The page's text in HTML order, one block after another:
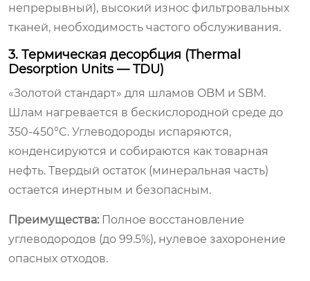
непрерывный), высокий износ фильтровальных
тканей, необходимость частого обслуживания.
3. Термическая десорбция (Thermal
Desorption Units — TDU)
«Золотой стандарт» для шламов OBM и SBM.
Шлам нагревается в бескислородной среде до
350-450°C. Углеводороды испаряются,
конденсируются и собираются как товарная
нефть. Твердый остаток (минеральная часть)
остается инертным и безопасным.
Преимущества: Полное восстановление
углеводородов (до 99.5%), нулевое захоронение
опасных отходов.